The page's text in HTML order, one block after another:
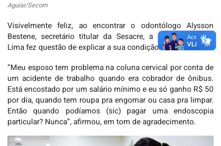
Aguiar/Secom
Visivelmente feliz, ao encontrar o odontólogo Alysson
Bestene, secretário titular da Sesacre, a diarista Antônia
Lima fez questão de explicar a sua condição.
“Meu esposo tem problema na coluna cervical por conta de
um acidente de trabalho quando era cobrador de ônibus.
Está encostado por um salário mínimo e eu só ganho R$ 50
por dia, quando tem roupa pra engomar ou casa pra limpar.
Então quando podíamos (sic) pagar uma endoscopia
particular? Nunca”, afirmou, em tom de agradecimento.